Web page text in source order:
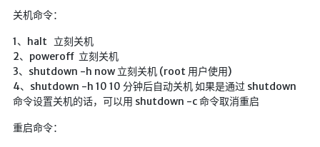
关机命令：
1、halt 立刻关机
2、poweroff 立刻关机
3、shutdown -h now 立刻关机 (root 用户使用)
4、shutdown -h 10 10 分钟后自动关机 如果是通过 shutdown
命令设置关机的话，可以用 shutdown -c 命令取消重启
重启命令：
鱼塘热榜
航拍全景
暗网导航